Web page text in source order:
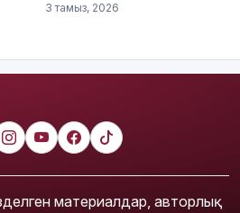
3 тамыз, 2026
материалдар, авторлық